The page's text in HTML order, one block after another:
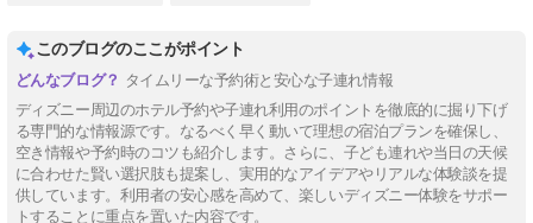
このブログのここがポイント
タイムリーな予約術と安心な子連れ情報
ディズニー周辺のホテル予約や子連れ利用のポイントを徹底的に掘り下げ
る専門的な情報源です。なるべく早く動いて理想の宿泊プランを確保し、
空き情報や予約時のコツも紹介します。さらに、子ども連れや当日の天候
に合わせた賢い選択肢も提案し、実用的なアイデアやリアルな体験談を提
供しています。利用者の安心感を高めて、楽しいディズニー体験をサポー
トすることに重点を置いた内容です。